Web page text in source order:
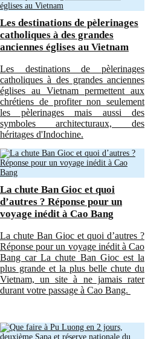
Les destinations de pèlerinages
catholiques à des grandes
anciennes églises au Vietnam
Les destinations de pèlerinages
catholiques à des grandes anciennes
églises au Vietnam permettent aux
chrétiens de profiter non seulement
les pèlerinages mais aussi des
symboles architecturaux, des
héritages d'Indochine.
La chute Ban Gioc et quoi
d’autres ? Réponse pour un
voyage inédit à Cao Bang
La chute Ban Gioc et quoi d’autres ?
Réponse pour un voyage inédit à Cao
Bang car La chute Ban Gioc est la
plus grande et la plus belle chute du
Vietnam, un site à ne jamais rater
durant votre passage à Cao Bang.